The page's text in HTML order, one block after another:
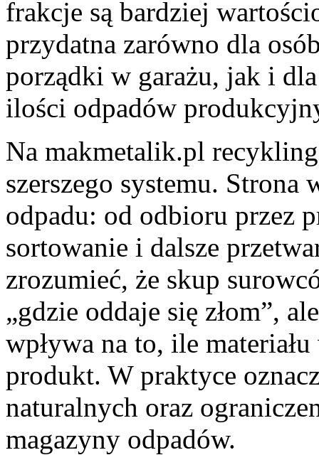
frakcje są bardziej
przydatna zarówno dla
porządki w garażu, jak i
ilości odpadów
Na makmetalik.pl
szerszego systemu.
odpadu: od odbioru przez
sortowanie i dalsze
zrozumieć, że skup
„gdzie oddaje się złom”,
wpływa na to, ile
produkt. W praktyce
naturalnych oraz
magazyny odpadów.